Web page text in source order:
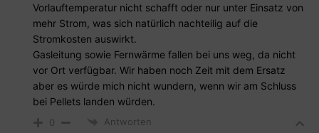
Vorlauftemperatur nicht schafft oder nur unter Einsatz von
mehr Strom, was sich natürlich nachteilig auf die
Stromkosten auswirkt.
Gasleitung sowie Fernwärme fallen bei uns weg, da nicht
vor Ort verfügbar. Wir haben noch Zeit mit dem Ersatz
aber es würde mich nicht wundern, wenn wir am Schluss
bei Pellets landen würden.
0 Antworten